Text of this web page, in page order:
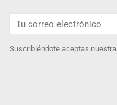
Suscribiéndote aceptas nuestra